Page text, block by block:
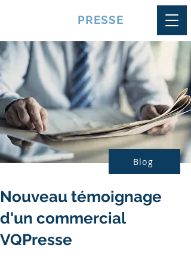
PRESSE
Blog
Nouveau témoignage
d'un commercial
VQPresse